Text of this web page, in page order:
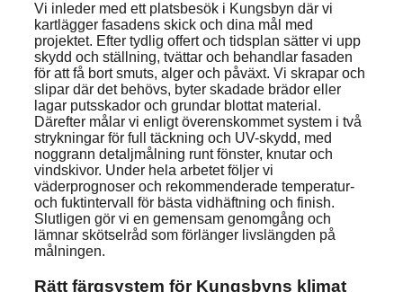
Vi inleder med ett platsbesök i Kungsbyn där vi
kartlägger fasadens skick och dina mål med
projektet. Efter tydlig offert och tidsplan sätter vi upp
skydd och ställning, tvättar och behandlar fasaden
för att få bort smuts, alger och påväxt. Vi skrapar och
slipar där det behövs, byter skadade brädor eller
lagar putsskador och grundar blottat material.
Därefter målar vi enligt överenskommet system i två
strykningar för full täckning och UV-skydd, med
noggrann detaljmålning runt fönster, knutar och
vindskivor. Under hela arbetet följer vi
väderprognoser och rekommenderade temperatur-
och fuktintervall för bästa vidhäftning och finish.
Slutligen gör vi en gemensam genomgång och
lämnar skötselråd som förlänger livslängden på
målningen.
Rätt färgsystem för Kungsbyns klimat